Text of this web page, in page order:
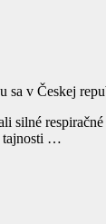
sa v Českej
silné
tajnosti …